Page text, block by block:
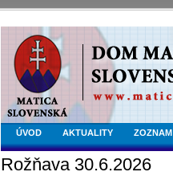
ÚVOD AKTUALITY ZOZNAM
Rožňava 30.6.2026